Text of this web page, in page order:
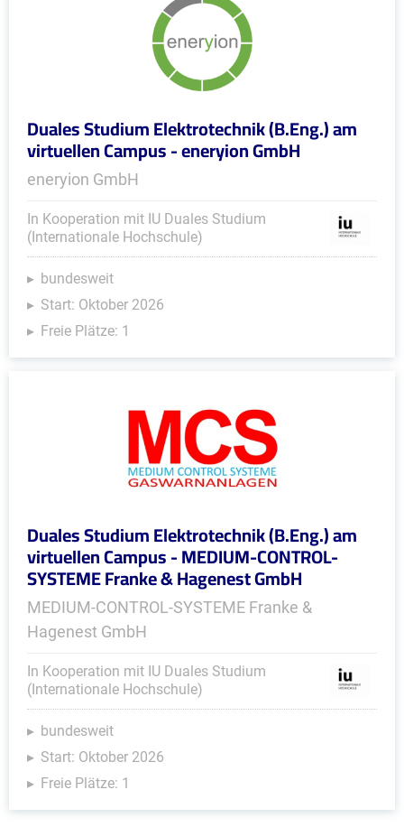
Duales Studium Elektrotechnik (B.Eng.) am
virtuellen Campus - eneryion GmbH
eneryion GmbH
In Kooperation mit IU Duales Studium
(Internationale Hochschule)
bundesweit
Start: Oktober 2026
Freie Plätze: 1
Duales Studium Elektrotechnik (B.Eng.) am
virtuellen Campus - MEDIUM-CONTROL-
SYSTEME Franke & Hagenest GmbH
MEDIUM-CONTROL-SYSTEME Franke &
Hagenest GmbH
In Kooperation mit IU Duales Studium
(Internationale Hochschule)
bundesweit
Start: Oktober 2026
Freie Plätze: 1